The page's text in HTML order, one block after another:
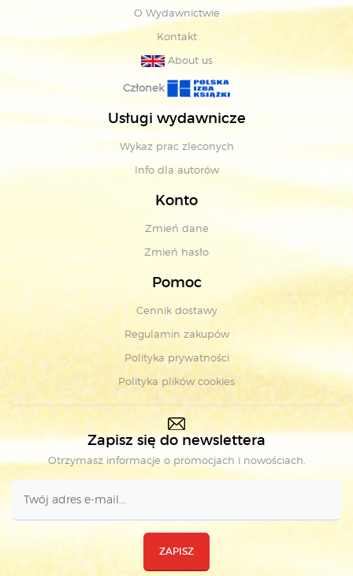
O Wydawnictwie
Kontakt
About us
Członek
Usługi wydawnicze
Wykaz prac zleconych
Info dla autorów
Konto
Zmień dane
Zmień hasło
Pomoc
Cennik dostawy
Regulamin zakupów
Polityka prywatności
Polityka plików cookies
Zapisz się do newslettera
Otrzymasz informacje o promocjach i nowościach.
ZAPISZ